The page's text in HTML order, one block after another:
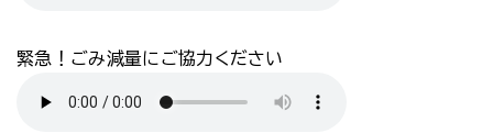
緊急！ごみ減量にご協力ください